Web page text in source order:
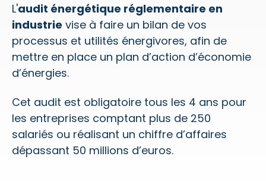
L'audit énergétique réglementaire en
industrie vise à faire un bilan de vos
processus et utilités énergivores, afin de
mettre en place un plan d’action d’économie
d’énergies.
Cet audit est obligatoire tous les 4 ans pour
les entreprises comptant plus de 250
salariés ou réalisant un chiffre d’affaires
dépassant 50 millions d’euros.